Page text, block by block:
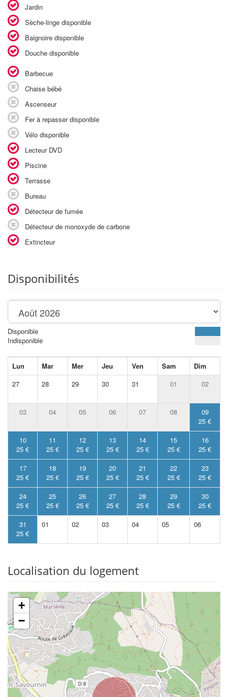
Jardin
Sèche-linge disponible
Baignoire disponible
Douche disponible
Barbecue
Chaise bébé
Ascenseur
Fer à repasser disponible
Vélo disponible
Lecteur DVD
Piscine
Terrasse
Bureau
Détecteur de fumée
Détecteur de monoxyde de carbone
Extincteur
Disponibilités
Disponible
Indisponible
Lun Mar Mer Jeu Ven Sam
Dim
27
28 29 30 31 01 02
03 04 05 06 07 08
09
25 €
10
25 €
11
25 €
12
25 €
13
25 €
14
25 €
15
25 €
16
25 €
17
25 €
18
25 €
19
25 €
20
25 €
21
25 €
22
25 €
23
25 €
24
25 €
25
25 €
26
25 €
27
25 €
28
25 €
29
25 €
30
25 €
31
25 €
01 02 03 04 05 06
Localisation du logement
+
−